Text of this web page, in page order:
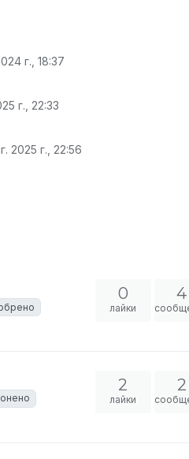
г., 18:37
г., 22:33
2025 г., 22:56
0
лайки
4
2
лайки
2